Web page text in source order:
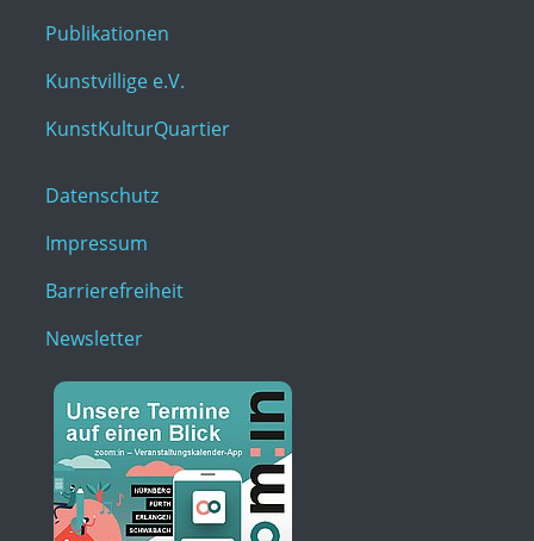
Publikationen
Kunstvillige e.V.
KunstKulturQuartier
Datenschutz
Impressum
Barrierefreiheit
Newsletter